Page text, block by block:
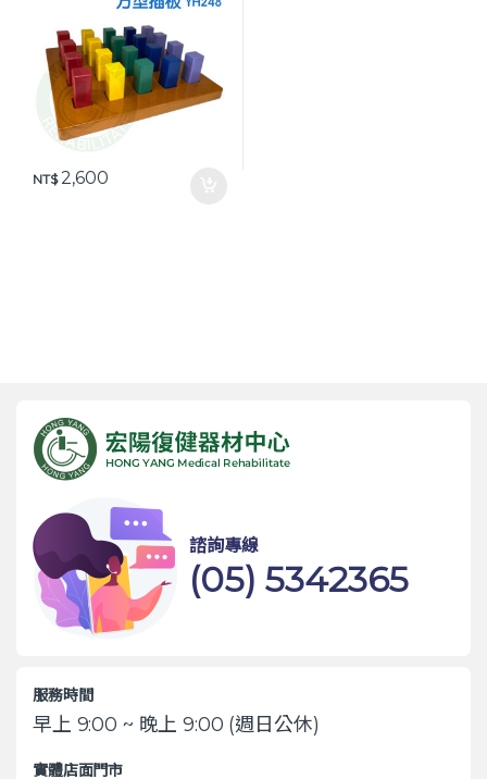
NT$2,600
諮詢專線
(05) 5342365
服務時間
早上 9:00 ~ 晚上 9:00 (週日公休)
實體店面門市